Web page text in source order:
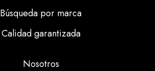
Búsqueda por marca
Calidad garantizada
Nosotros